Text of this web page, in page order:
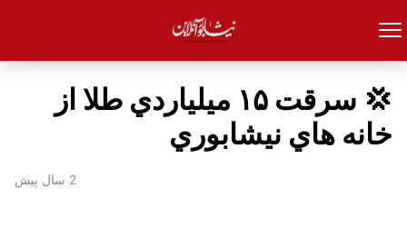
💢 سرقت ۱۵ ميلياردي طلا از
خانه هاي نيشابوري
2 سال پیش